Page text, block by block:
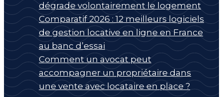
dégrade volontairement le logement
Comparatif 2026 : 12 meilleurs logiciels
de gestion locative en ligne en France
au banc d’essai
Comment un avocat peut
accompagner un propriétaire dans
une vente avec locataire en place ?